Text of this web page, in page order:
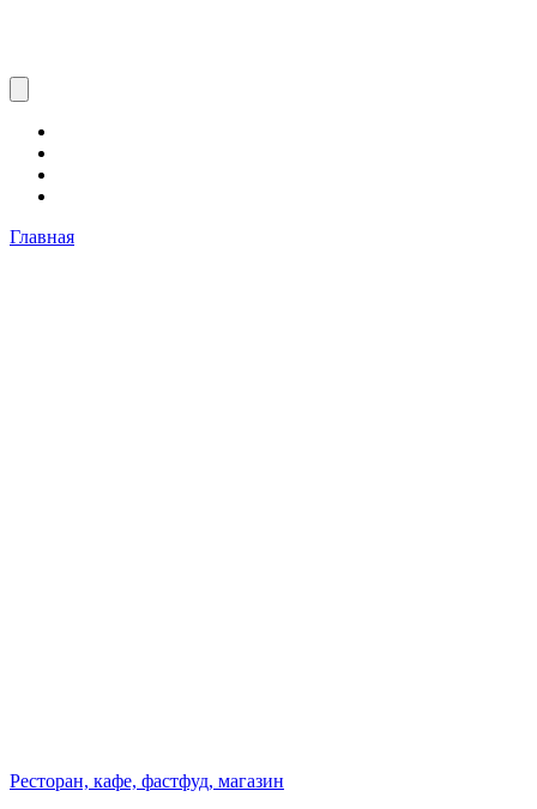
Главная
Ресторан, кафе, фастфуд, магазин